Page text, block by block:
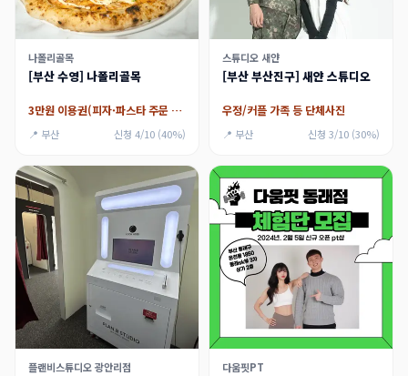
나폴리골목
[부산 수영] 나폴리골목
3만원 이용권(피자·파스타 주문 필수)
📍 부산 신청 4/10 (40%)
스튜디오 새얀
[부산 부산진구] 새얀 스튜디오
우정/커플 가족 등 단체사진
📍 부산 신청 3/10 (30%)
플랜비스튜디오 광안리점 다움핏PT